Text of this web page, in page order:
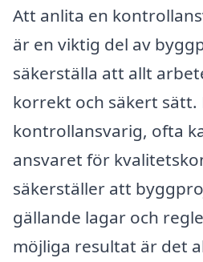
Att anlita en
är en viktig del av
säkerställa att allt
korrekt och säkert sätt.
kontrollansvarig, ofta
ansvaret för
säkerställer att
gällande lagar och
möjliga resultat är det